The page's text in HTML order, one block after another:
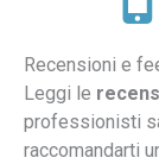
Recensioni e
Leggi le
professionisti
raccomandarti